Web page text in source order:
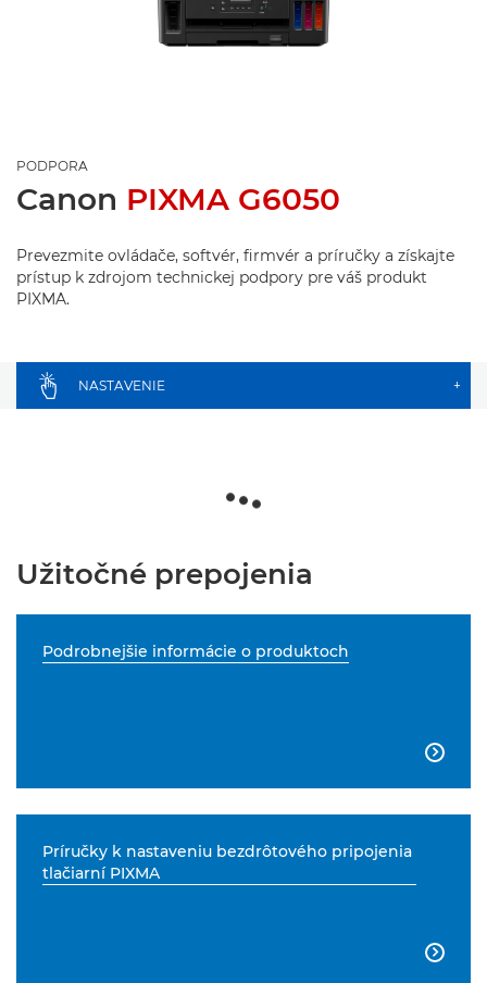
PODPORA
Canon PIXMA G6050
Prevezmite ovládače, softvér, firmvér a príručky a získajte
prístup k zdrojom technickej podpory pre váš produkt
PIXMA.
NASTAVENIE +
Užitočné prepojenia
Podrobnejšie informácie o produktoch

Príručky k nastaveniu bezdrôtového pripojenia
tlačiarní PIXMA
